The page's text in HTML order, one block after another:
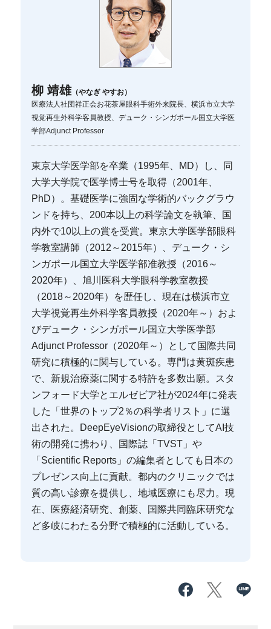
柳 靖雄 （やなぎ やすお）
医療法人社団祥正会お花茶屋眼科手術外来院長、横浜市立大学
視覚再生外科学客員教授、デューク・シンガポール国立大学医
学部Adjunct Professor
東京大学医学部を卒業（1995年、MD）し、同
大学大学院で医学博士号を取得（2001年、
PhD）。基礎医学に強固な学術的バックグラウ
ンドを持ち、200本以上の科学論文を執筆、国
内外で10以上の賞を受賞。東京大学医学部眼科
学教室講師（2012～2015年）、デューク・シ
ンガポール国立大学医学部准教授（2016～
2020年）、旭川医科大学眼科学教室教授
（2018～2020年）を歴任し、現在は横浜市立
大学視覚再生外科学客員教授（2020年～）およ
びデューク・シンガポール国立大学医学部
Adjunct Professor（2020年～）として国際共同
研究に積極的に関与している。専門は黄斑疾患
で、新規治療薬に関する特許を多数出願。スタ
ンフォード大学とエルゼビア社が2024年に発表
した「世界のトップ2％の科学者リスト」に選
出された。DeepEyeVisionの取締役としてAI技
術の開発に携わり、国際誌「TVST」や
「Scientific Reports」の編集者としても日本の
プレゼンス向上に貢献。都内のクリニックでは
質の高い診療を提供し、地域医療にも尽力。現
在、医療経済研究、創薬、国際共同臨床研究な
ど多岐にわたる分野で積極的に活動している。